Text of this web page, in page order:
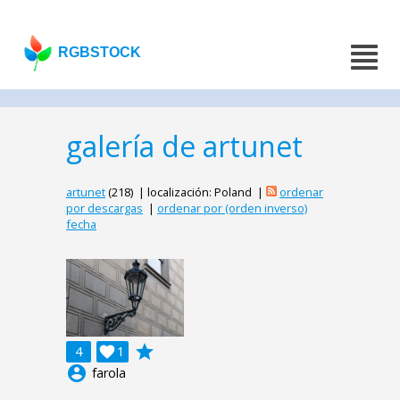
RGBSTOCK
galería de artunet
artunet(218) | localización: Poland |
ordenar
por descargas | ordenar por (orden inverso)
fecha
4 1

grade
account_circle farola